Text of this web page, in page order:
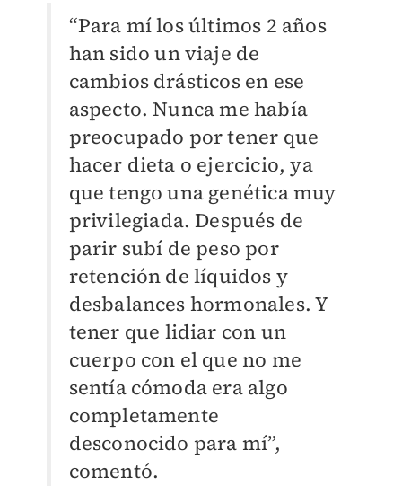
“Para mí los últimos 2 años
han sido un viaje de
cambios drásticos en ese
aspecto. Nunca me había
preocupado por tener que
hacer dieta o ejercicio, ya
que tengo una genética muy
privilegiada. Después de
parir subí de peso por
retención de líquidos y
desbalances hormonales. Y
tener que lidiar con un
cuerpo con el que no me
sentía cómoda era algo
completamente
desconocido para mí”,
comentó.